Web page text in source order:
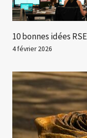
10 bonnes idées
4 février 2026